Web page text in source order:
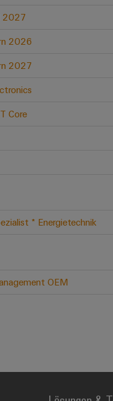
2027
2026
2027
Core
* Energietechnik
OEM